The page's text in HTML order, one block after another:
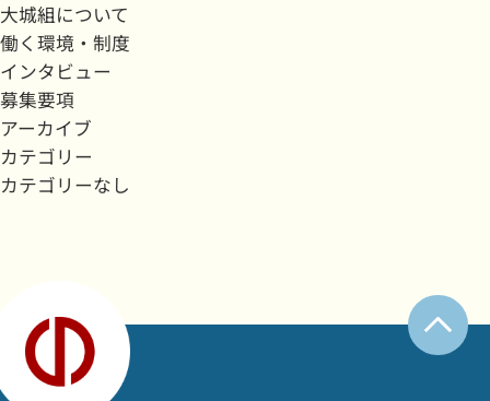
大城組について
働く環境・制度
インタビュー
募集要項
アーカイブ
カテゴリー
カテゴリーなし